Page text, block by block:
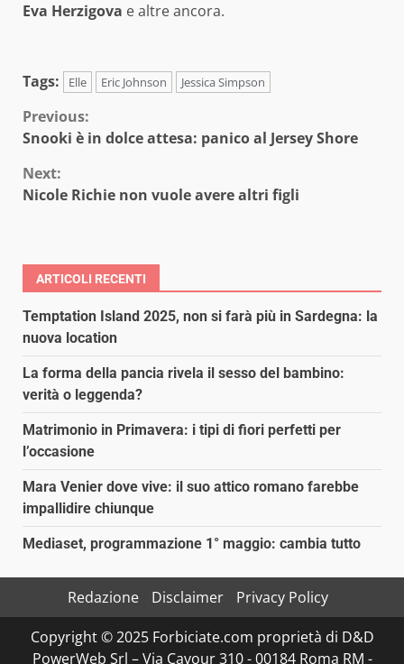
Eva Herzigova e altre ancora.
Tags: Elle Eric Johnson Jessica Simpson
Continue
Previous:
Snooki è in dolce attesa: panico al Jersey Shore
Next:
Nicole Richie non vuole avere altri figli
ARTICOLI RECENTI
Temptation Island 2025, non si farà più in Sardegna: la
nuova location
La forma della pancia rivela il sesso del bambino:
verità o leggenda?
Matrimonio in Primavera: i tipi di fiori perfetti per
l’occasione
Mara Venier dove vive: il suo attico romano farebbe
impallidire chiunque
Mediaset, programmazione 1° maggio: cambia tutto
Redazione Disclaimer
Privacy Policy
Copyright © 2025 Forbiciate.com proprietà di D&D
PowerWeb Srl – Via Cavour 310 - 00184 Roma RM -